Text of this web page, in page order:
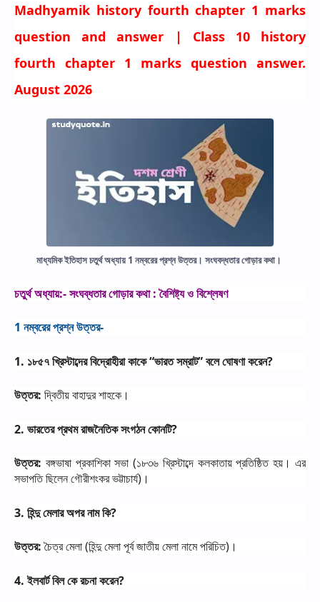
Madhyamik history fourth chapter 1 marks
question and answer | Class 10 history
fourth chapter 1 marks question answer.
August 2026
মাধ্যমিক ইতিহাস চতুর্থ অধ্যায় 1 নম্বরের প্রশ্ন উত্তর। সংঘবদ্ধতার গোড়ার কথা।
চতুর্থঅধ্যায়:-সংঘব্ধতারগোড়ারকথা:বৈশিষ্ট্যওবিশ্লেষণ
1 নম্বরেরপ্রশ্নউত্তর-
1. ১৮৫৭খ্রিস্টাব্দেরবিদ্রোহীরাকাকে“ভারতসম্রাট”বলেঘোষণাকরেন?
উত্তর: দ্বিতীয়বাহাদুরশাহকে।
2. ভারতেরপ্রথমরাজনৈতিকসংগঠনকোনটি?
উত্তর: বঙ্গভাষা প্রকাশিকা সভা (১৮৩৬ খ্রিস্টাব্দে কলকাতায় প্রতিষ্ঠিত হয়। এর
সভাপতিছিলেনগৌরীশংকরভট্টাচার্য) ।
3. হিন্দুমেলারঅপরনামকি?
উত্তর: চৈত্রমেলা(হিন্দুমেলাপূর্বজাতীয়মেলানামেপরিচিত) ।
4.ইলবার্টবিলকেরচনাকরেন?